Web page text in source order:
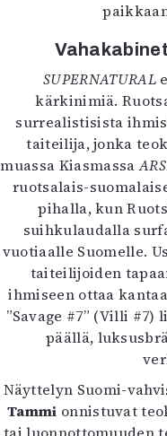
SUPERNATURAL
kärkinimiä.
surrealistisista
taiteilija, jonka
muassa Kiasmassa
ruotsalais-
pihalla, kun
suihkulaudalla
vuotiaalle Suomelle.
taiteilijoiden
ihmiseen ottaa
”Savage #7” (Villi
päällä,
Näyttelyn Suomi-
Tammi onnistuvat